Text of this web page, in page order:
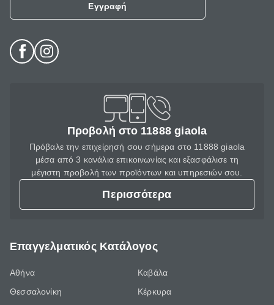
Εγγραφή
Προβολή στο 11888 giaola
Πρόβαλε την επιχείρησή σου σήμερα στο 11888 giaola
μέσα από 3 κανάλια επικοινωνίας και εξασφάλισε τη
μέγιστη προβολή των προϊόντων και υπηρεσιών σου.
Περισσότερα
Επαγγελματικός Κατάλογος
Αθήνα
Θεσσαλονίκη
Καβάλα
Κέρκυρα